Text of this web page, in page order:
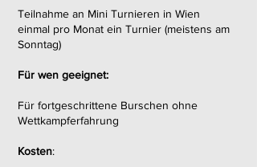
Teilnahme an Mini Turnieren in Wien
einmal pro Monat ein Turnier (meistens am
Sonntag)
Für wen geeignet:
Für fortgeschrittene Burschen ohne
Wettkampferfahrung
Kosten: